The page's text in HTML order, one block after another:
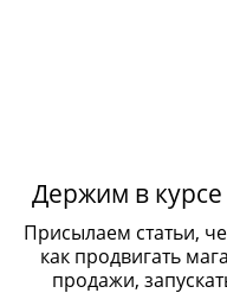
Держим в
Присылаем статьи,
как продвигать
продажи,